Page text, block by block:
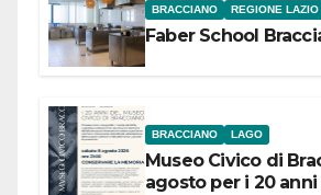
BRACCIANO REGIONE LAZIO
Faber School
BRACCIANO LAGO
Museo Civico di
agosto per i 20